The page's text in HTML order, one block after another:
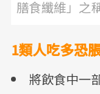
膳食纖維」之
1類人吃多恐
將飲食中一